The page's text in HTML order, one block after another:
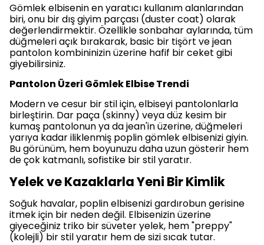
Gömlek elbisenin en yaratıcı kullanım alanlarından
biri, onu bir dış giyim parçası (duster coat) olarak
değerlendirmektir. Özellikle sonbahar aylarında, tüm
düğmeleri açık bırakarak, basic bir tişört ve jean
pantolon kombininizin üzerine hafif bir ceket gibi
giyebilirsiniz.
Pantolon Üzeri Gömlek Elbise Trendi
Modern ve cesur bir stil için, elbiseyi pantolonlarla
birleştirin. Dar paça (skinny) veya düz kesim bir
kumaş pantolonun ya da jean'in üzerine, düğmeleri
yarıya kadar iliklenmiş poplin gömlek elbisenizi giyin.
Bu görünüm, hem boyunuzu daha uzun gösterir hem
de çok katmanlı, sofistike bir stil yaratır.
Yelek ve Kazaklarla Yeni Bir Kimlik
Soğuk havalar, poplin elbisenizi gardırobun gerisine
itmek için bir neden değil. Elbisenizin üzerine
giyeceğiniz triko bir süveter yelek, hem "preppy"
(kolejli) bir stil yaratır hem de sizi sıcak tutar.